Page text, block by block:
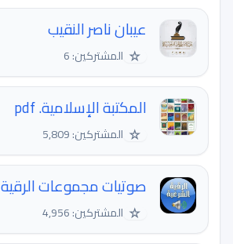
عيبان ناصر النقيب
☆ المشتركين: 6
المكتبة الإسلامية. pdf
☆ المشتركين: 5,809
صوتيات مجموعات الرقية
☆ المشتركين: 4,956